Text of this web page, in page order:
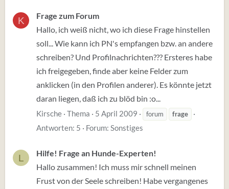
K
Frage zum Forum
Hallo, ich weiß nicht, wo ich diese Frage hinstellen
soll... Wie kann ich PN's empfangen bzw. an andere
schreiben? Und Profilnachrichten??? Ersteres habe
ich freigegeben, finde aber keine Felder zum
anklicken (in den Profilen anderer). Es könnte jetzt
daran liegen, daß ich zu blöd bin :o...
Kirsche Thema 5 April 2009 forum frage
Antworten: 5 Forum: Sonstiges
L
Hilfe! Frage an Hunde-Experten!
Hallo zusammen! Ich muss mir schnell meinen
Frust von der Seele schreiben! Habe vergangenes